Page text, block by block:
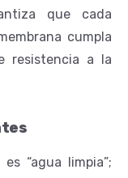
que cada
cumpla
resistencia a la
“agua limpia”;